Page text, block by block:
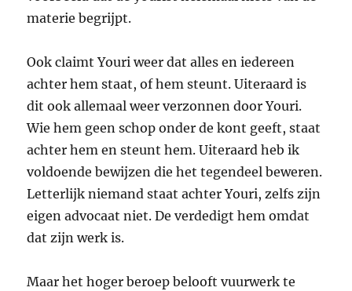
materie begrijpt.
Ook claimt Youri weer dat alles en iedereen
achter hem staat, of hem steunt. Uiteraard is
dit ook allemaal weer verzonnen door Youri.
Wie hem geen schop onder de kont geeft, staat
achter hem en steunt hem. Uiteraard heb ik
voldoende bewijzen die het tegendeel beweren.
Letterlijk niemand staat achter Youri, zelfs zijn
eigen advocaat niet. De verdedigt hem omdat
dat zijn werk is.
Maar het hoger beroep belooft vuurwerk te